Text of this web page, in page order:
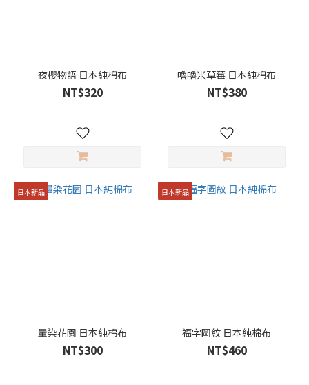
小
林
夜櫻物語 日本純棉布
NT$320
嚕嚕米草莓 日本純棉布
NT$380
日本新品
暈染花園 日本純棉布
NT$300
日本新品
福字圖紋 日本純棉布
NT$460